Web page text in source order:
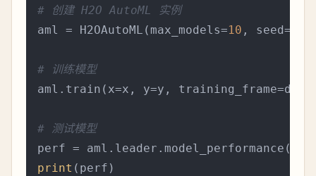
# 创建 H2O AutoML 实例
aml = H2OAutoML(max_models=10 , seed=
# 训练模型
aml.train(x=x, y=y,
# 测试模型
print